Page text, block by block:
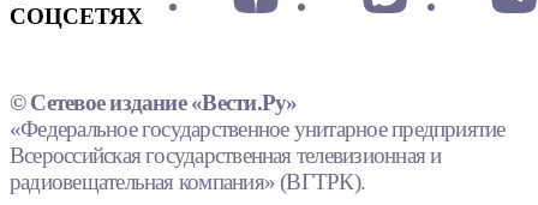
СОЦСЕТЯХ
© Сетевое издание «Вести.Ру»
«Федеральное государственное унитарное предприятие
Всероссийская государственная телевизионная и
радиовещательная компания» (ВГТРК).